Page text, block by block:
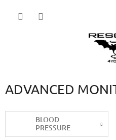
ADVANCED
BLOOD
PRESSURE